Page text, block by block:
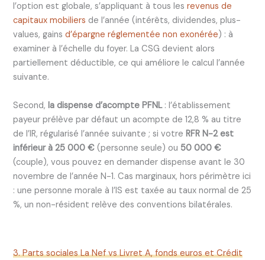
l’option est globale, s’appliquant à tous lesrevenus de
capitaux mobiliers de l’année (intérêts, dividendes, plus-
values, gainsd’épargne réglementée non exonérée) : à
examiner à l’échelle du foyer. La CSG devient alors
partiellement déductible, ce qui améliore le calcul l’année
suivante.
Second,la dispense d’acompte PFNL: l’établissement
payeur prélève par défaut un acompte de 12,8 % au titre
de l’IR, régularisé l’année suivante ; si votreRFR N-2 est
inférieur à 25 000 € (personne seule) ou 50 000 €
(couple), vous pouvez en demander dispense avant le 30
novembre de l’année N-1. Cas marginaux, hors périmètre ici
: une personne morale à l’IS est taxée au taux normal de 25
%, un non-résident relève des conventions bilatérales.
3. Parts sociales La Nef vs Livret A, fonds euros et Crédit